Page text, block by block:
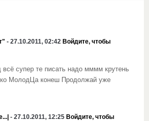
- 27.10.2011, 02:42 Войдите, чтобы
супер те писать надо мммм крутень
МолодЦа конеш Продолжай уже
- 27.10.2011, 12:25 Войдите, чтобы